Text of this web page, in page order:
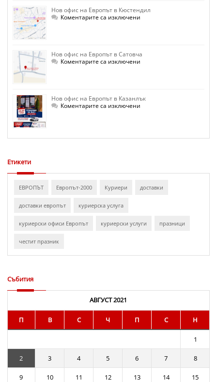
София
Нов офис на Европът в Кюстендил
Коментарите са изключени
Кюстендил
Нов офис на Европът в Сатовча
Коментарите са изключени
Сатовча
Нов офис на Европът в Казанлък
Коментарите са изключени
в
Етикети
ЕВРОПЪТ Европът-2000 Куриери доставки
доставки европът куриерска услуга
куриерски офиси Европът куриерски услуги празници
честит празник
Събития
АВГУСТ 2021
П В С Ч П С Н
1
2 3 4 5 6 7 8
9 10 11 12 13 14 15